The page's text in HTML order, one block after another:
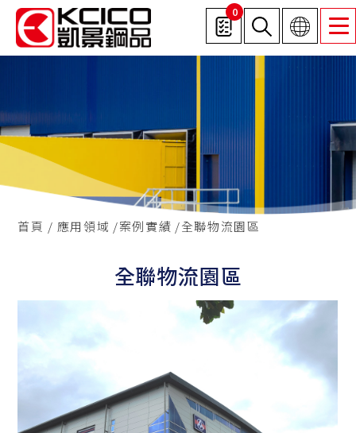
0
首頁 應用領域 案例實績 全聯物流園區
全聯物流園區